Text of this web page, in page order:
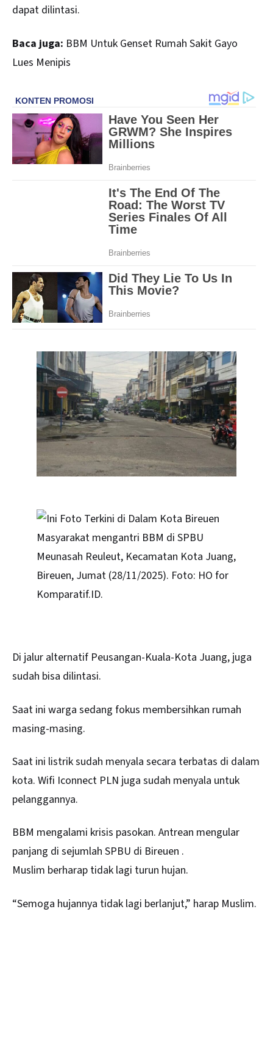
dapat dilintasi.
Baca juga: BBM Untuk Genset Rumah Sakit Gayo
Lues Menipis
Masyarakat mengantri BBM di SPBU
Meunasah Reuleut, Kecamatan Kota Juang,
Bireuen, Jumat (28/11/2025). Foto: HO for
Komparatif.ID.
Di jalur alternatif Peusangan-Kuala-Kota Juang, juga
sudah bisa dilintasi.
Saat ini warga sedang fokus membersihkan rumah
masing-masing.
Saat ini listrik sudah menyala secara terbatas di dalam
kota. Wifi Iconnect PLN juga sudah menyala untuk
pelanggannya.
BBM mengalami krisis pasokan. Antrean mengular
panjang di sejumlah SPBU di Bireuen .
Muslim berharap tidak lagi turun hujan.
“Semoga hujannya tidak lagi berlanjut,” harap Muslim.